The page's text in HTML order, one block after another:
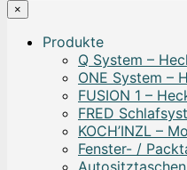
×
Produkte
Q System –
ONE System –
FUSION 1 –
FRED
KOCH’INZL –
Fenster- /
Autositztaschen